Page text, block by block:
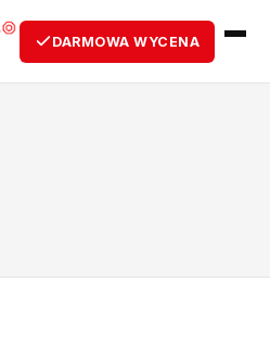
DARMOWA WYCENA